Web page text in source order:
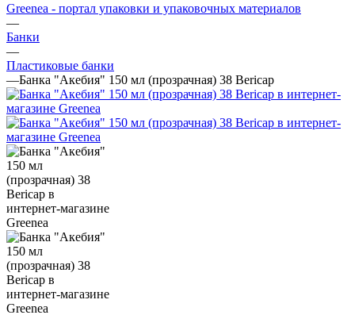
Greenea - портал упаковки и упаковочных материалов
—
Банки
—
Пластиковые банки
—Банка "Акебия" 150 мл (прозрачная) 38 Bericap